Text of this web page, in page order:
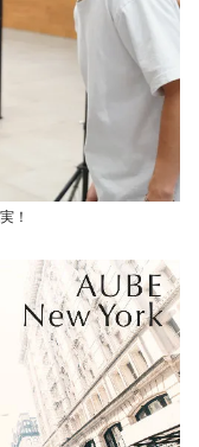
！